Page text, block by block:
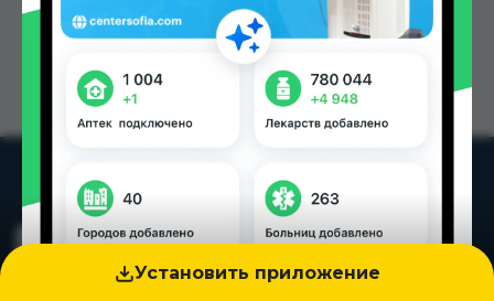
Установить приложение